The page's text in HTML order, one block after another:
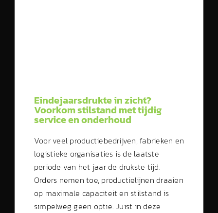
Eindejaarsdrukte in zicht?
Voorkom stilstand met tijdig
service en onderhoud
Voor veel productiebedrijven, fabrieken en
logistieke organisaties is de laatste
periode van het jaar de drukste tijd.
Orders nemen toe, productielijnen draaien
op maximale capaciteit en stilstand is
simpelweg geen optie. Juist in deze